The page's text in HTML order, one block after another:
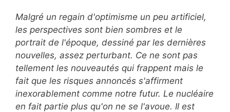
Malgré un regain d'optimisme un peu artificiel,
les perspectives sont bien sombres et le
portrait de l'époque, dessiné par les dernières
nouvelles, assez perturbant. Ce ne sont pas
tellement les nouveautés qui frappent mais le
fait que les risques annoncés s'affirment
inexorablement comme notre futur. Le nucléaire
en fait partie plus qu'on ne se l'avoue. Il est